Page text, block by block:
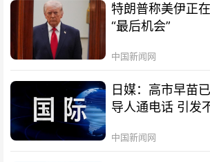
特朗普称美伊正
“最后机会”
中国新闻网
日媒：高市早苗
导人通电话 引发
中国新闻网